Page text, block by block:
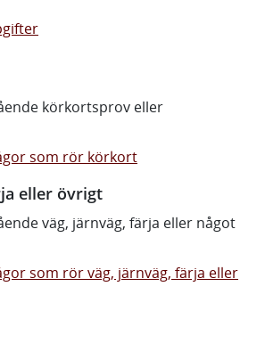
körkortsprov eller
som rör körkort
eller övrigt
väg, järnväg, färja eller något
som rör väg, järnväg, färja eller